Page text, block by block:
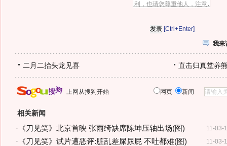
[Ctrl+Enter]
我来
二月二抬头龙见喜 直击归真堂养
上网从搜狗开始 网页 新闻
相关新闻
11-03-
· 《刀见笑》北京首映 张雨绮缺席陈坤压轴出场(图)
11-03-
· 《刀见笑》试片遭恶评:脏乱差屎尿屁 不吐都难(图)